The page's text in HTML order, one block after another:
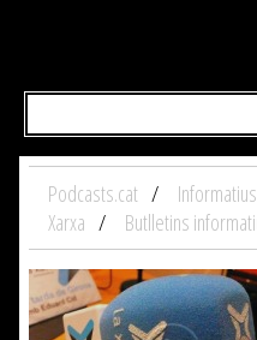
Podcasts.cat Informatius
Xarxa
Butlletins